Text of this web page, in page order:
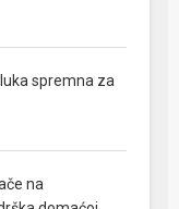
spremna za
na